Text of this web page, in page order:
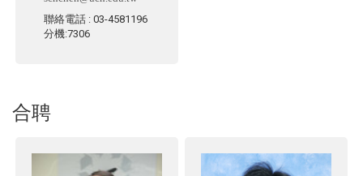
聯絡電話 : 03-4581196
分機:7306
合聘